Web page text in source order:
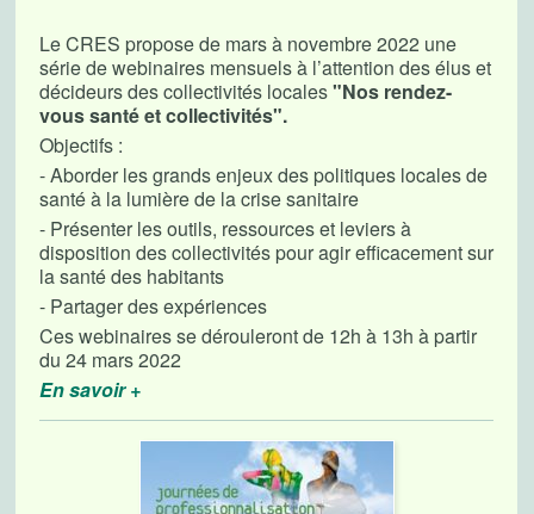
Le CRES propose de mars à novembre 2022 une
série de webinaires mensuels à l’attention des élus et
décideurs des collectivités locales"Nos rendez-
vous santé et collectivités".
Objectifs :
- Aborder les grands enjeux des politiques locales de
santé à la lumière de la crise sanitaire
- Présenter les outils, ressources et leviers à
disposition des collectivités pour agir efficacement sur
la santé des habitants
- Partager des expériences
Ces webinaires se dérouleront de 12h à 13h à partir
du 24 mars 2022
En savoir +